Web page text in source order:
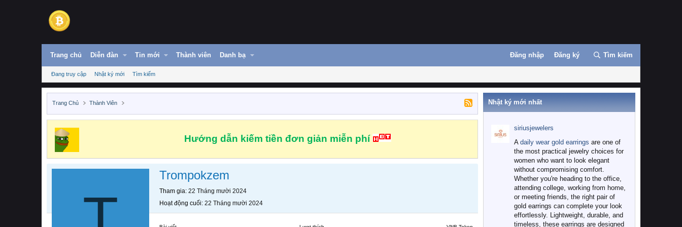
Trang chủ Diễn đàn Tin mới Thành viên Danh bạ Đăng nhập Đăng ký Tìm kiếm
Đang truy cập Nhật ký mới Tìm kiếm
Trang Chủ Thành Viên
Hướng dẫn kiếm tiền đơn giản miễn phí
Trompokzem
Tham gia 22 Tháng mười 2024
Hoạt động cuối 22 Tháng mười 2024
Nhật ký mới nhất
siriusjewelers
A daily wear gold earrings are one of
the most practical jewelry choices for
women who want to look elegant
without compromising comfort.
Whether you're heading to the office,
attending college, working from home,
or meeting friends, the right pair of
gold earrings can complete your look
effortlessly. Lightweight, durable, and
timeless, these earrings are designed